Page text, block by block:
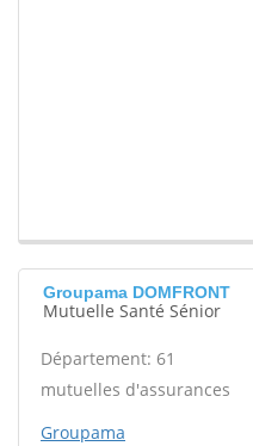
Groupama DOMFRONT
Mutuelle Santé Sénior
Département: 61
mutuelles d'assurances
Groupama